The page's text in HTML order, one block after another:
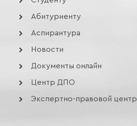
Абитуриенту
Аспирантура
Новости
Документы онлайн
Центр ДПО
Экспертно-правовой центр